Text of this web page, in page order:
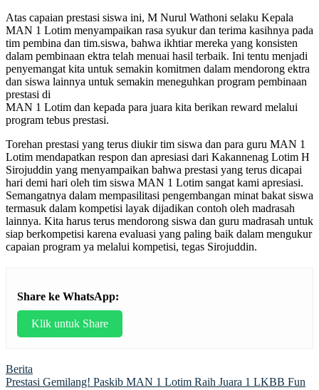
Atas capaian prestasi siswa ini, M Nurul Wathoni selaku Kepala
MAN 1 Lotim menyampaikan rasa syukur dan terima kasihnya pada
tim pembina dan tim.siswa, bahwa ikhtiar mereka yang konsisten
dalam pembinaan ektra telah menuai hasil terbaik. Ini tentu menjadi
penyemangat kita untuk semakin komitmen dalam mendorong ektra
dan siswa lainnya untuk semakin meneguhkan program pembinaan
prestasi di
MAN 1 Lotim dan kepada para juara kita berikan reward melalui
program tebus prestasi.
Torehan prestasi yang terus diukir tim siswa dan para guru MAN 1
Lotim mendapatkan respon dan apresiasi dari Kakannenag Lotim H
Sirojuddin yang menyampaikan bahwa prestasi yang terus dicapai
hari demi hari oleh tim siswa MAN 1 Lotim sangat kami apresiasi.
Semangatnya dalam mempasilitasi pengembangan minat bakat siswa
termasuk dalam kompetisi layak dijadikan contoh oleh madrasah
lainnya. Kita harus terus mendorong siswa dan guru madrasah untuk
siap berkompetisi karena evaluasi yang paling baik dalam mengukur
capaian program ya melalui kompetisi, tegas Sirojuddin.
Share ke WhatsApp:
Klik untuk Share
Berita
Post
Prestasi Gemilang! Paskib MAN 1 Lotim Raih Juara 1 LKBB Fun